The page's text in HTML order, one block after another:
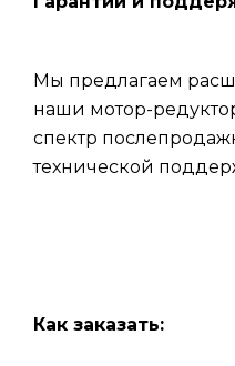
Мы предлагаем
наши мотор-
спектр
технической
Как заказать: